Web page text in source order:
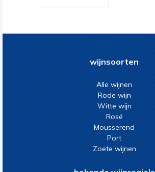
wijnsoorten
Alle wijnen
Rode wijn
Witte wijn
Rosé
Mousserend
Port
Zoete wijnen